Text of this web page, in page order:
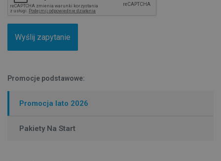
Promocje podstawowe:
Promocja lato 2026
Pakiety Na Start